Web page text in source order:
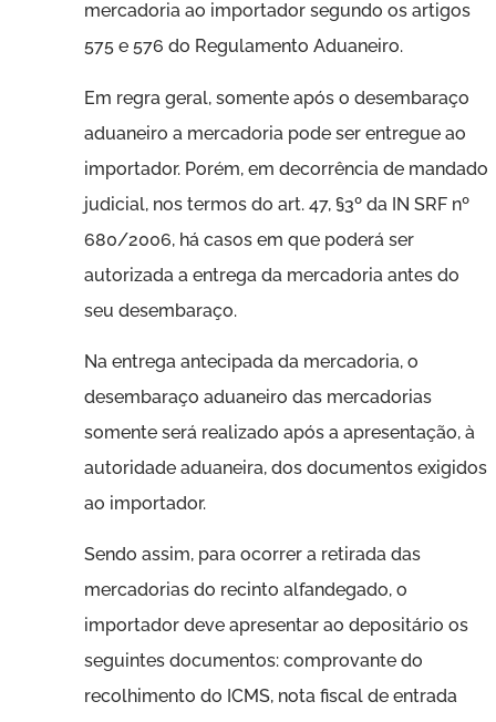
mercadoria ao importador segundo os artigos
575 e 576 do Regulamento Aduaneiro.
Em regra geral, somente após o desembaraço
aduaneiro a mercadoria pode ser entregue ao
importador. Porém, em decorrência de mandado
judicial, nos termos do art. 47, §3º da IN SRF nº
680/2006, há casos em que poderá ser
autorizada a entrega da mercadoria antes do
seu desembaraço.
Na entrega antecipada da mercadoria, o
desembaraço aduaneiro das mercadorias
somente será realizado após a apresentação, à
autoridade aduaneira, dos documentos exigidos
ao importador.
Sendo assim, para ocorrer a retirada das
mercadorias do recinto alfandegado, o
importador deve apresentar ao depositário os
seguintes documentos: comprovante do
recolhimento do ICMS, nota fiscal de entrada